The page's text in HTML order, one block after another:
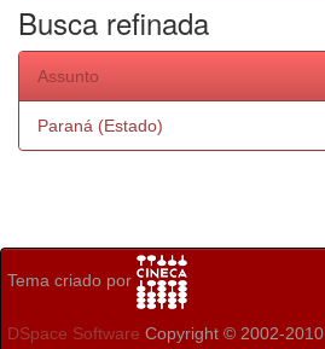
Busca refinada
Assunto
Paraná (Estado)
Tema criado por
DSpace Software Copyright © 2002-2010